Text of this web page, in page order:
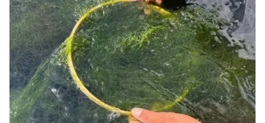
Guardar como favorito
Para poder guardar como favorito, primero has de
iniciar sesión con tu cuenta de 14ymedio.
INICIAR SESIÓN CANCELAR